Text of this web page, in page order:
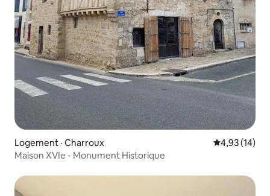
Logement · Charroux Note
4,93 (14)
Maison XVIe - Monument Historique